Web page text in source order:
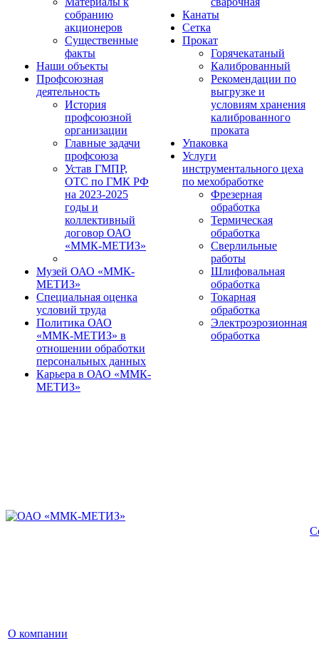
собранию
акционеров
Существенные
факты
Наши объекты
Профсоюзная
деятельность
История
профсоюзной
организации
Главные задачи
профсоюза
Устав ГМПР,
ОТС по ГМК РФ
на 2023-2025
годы и
коллективный
договор ОАО
«ММК-МЕТИЗ»
Музей ОАО «ММК-
МЕТИЗ»
Специальная оценка
условий труда
Политика ОАО
«ММК-МЕТИЗ» в
отношении обработки
персональных данных
Карьера в ОАО «ММК-
МЕТИЗ»
Канаты
Сетка
Прокат
Горячекатаный
Калиброванный
Рекомендации по
выгрузке и
условиям хранения
калиброванного
проката
Упаковка
Услуги
инструментального цеха
по мехобработке
Фрезерная
обработка
Термическая
обработка
Сверлильные
работы
Шлифовальная
обработка
Токарная
обработка
Электроэрозионная
обработка
О компании